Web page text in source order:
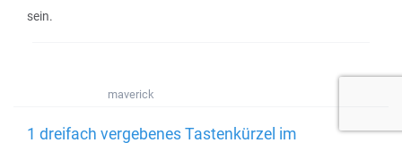
sein.
maverick
1 dreifach vergebenes Tastenkürzel im